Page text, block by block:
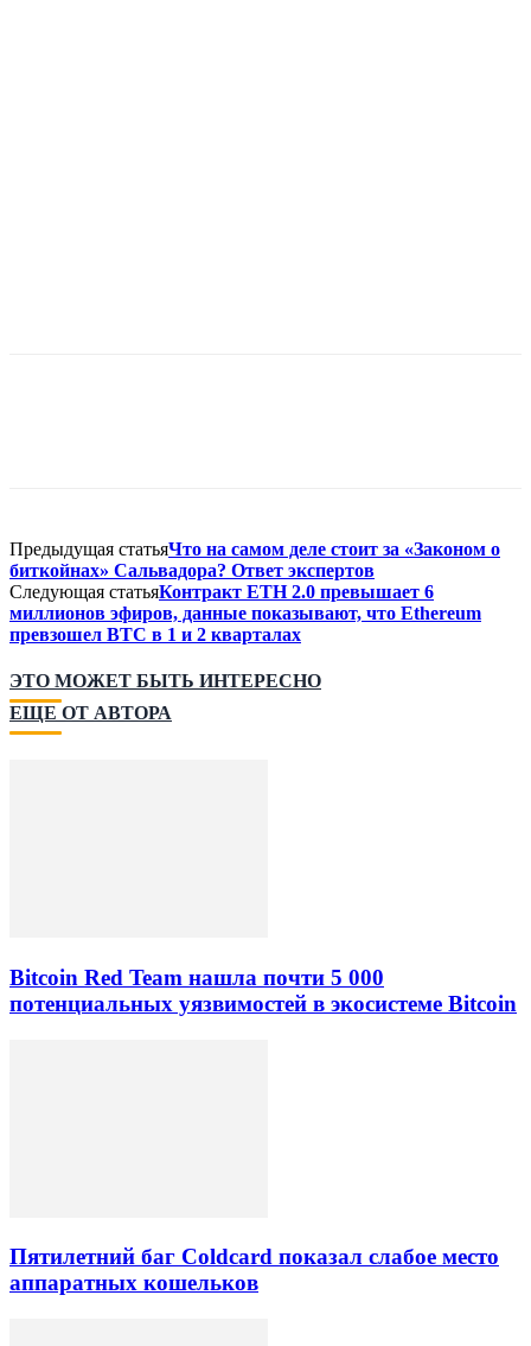
Предыдущая статьяЧто на самом деле стоит за «Законом о
биткойнах» Сальвадора? Ответ экспертов
Следующая статьяКонтракт ETH 2.0 превышает 6
миллионов эфиров, данные показывают, что Ethereum
превзошел BTC в 1 и 2 кварталах
ЭТО МОЖЕТ БЫТЬ ИНТЕРЕСНО
ЕЩЕ ОТ АВТОРА
Bitcoin Red Team нашла почти 5 000
потенциальных уязвимостей в экосистеме Bitcoin
Пятилетний баг Coldcard показал слабое место
аппаратных кошельков